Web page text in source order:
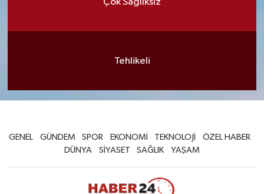
Tehlikeli
GENEL GÜNDEM SPOR EKONOMİ TEKNOLOJİ
ÖZEL HABER
DÜNYA
SİYASET SAĞLIK YAŞAM